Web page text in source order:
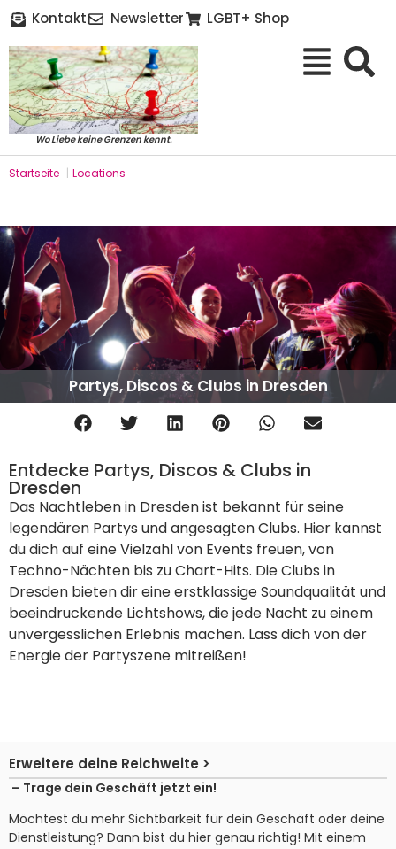
Kontakt Newsletter LGBT+ Shop
Wo Liebe keine Grenzen kennt.
Startseite | Locations
Partys, Discos & Clubs in Dresden
Entdecke Partys, Discos & Clubs in
Dresden
Das Nachtleben in Dresden ist bekannt für seine
legendären Partys und angesagten Clubs. Hier kannst
du dich auf eine Vielzahl von Events freuen, von
Techno-Nächten bis zu Chart-Hits. Die Clubs in
Dresden bieten dir eine erstklassige Soundqualität und
beeindruckende Lichtshows, die jede Nacht zu einem
unvergesslichen Erlebnis machen. Lass dich von der
Energie der Partyszene mitreißen!
Erweitere deine Reichweite >
– Trage dein Geschäft jetzt ein!
Möchtest du mehr Sichtbarkeit für dein Geschäft oder deine
Dienstleistung? Dann bist du hier genau richtig! Mit einem